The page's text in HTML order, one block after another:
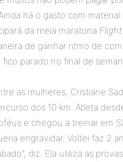
há o gasto com
da meia maratona
de ganhar ritmo de
parado no final de
as mulheres, Cristiane
dos 10 km. Atleta
e chegou a treinar em
engravidar. Voltei faz 2
diz. Ela utiliza as